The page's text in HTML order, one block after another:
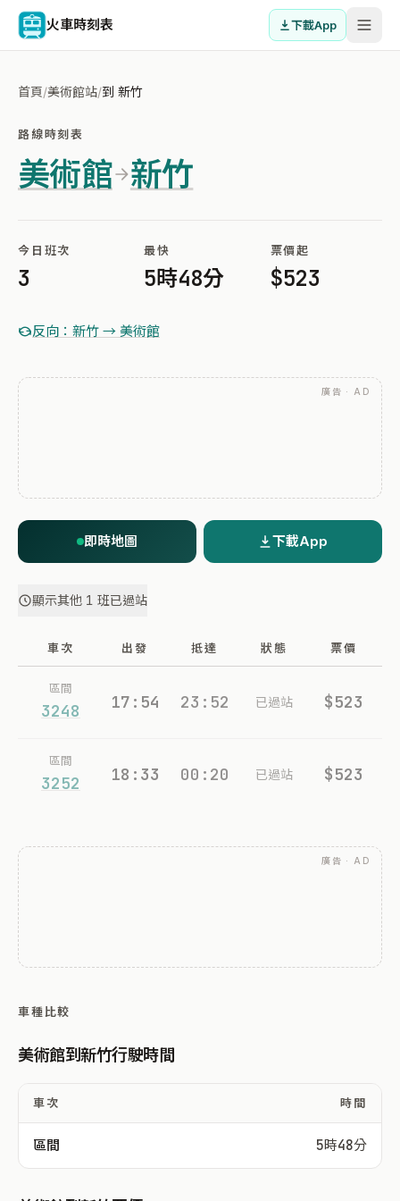
火車時刻表 下載App
首頁/美術館站/到 新竹
路線時刻表
美術館 新竹
今日班次
3
最快
5時48分
票價起
$523
反向：新竹 → 美術館
廣告 · AD
即時地圖 下載App
顯示其他 1 班已過站
車次 出發 抵達 狀態 票價
區間
3248 17:54 23:52 已過站 $523
區間
3252 18:33 00:20 已過站 $523
廣告 · AD
車種比較
美術館到新竹行駛時間
車次 時間
區間 5時48分